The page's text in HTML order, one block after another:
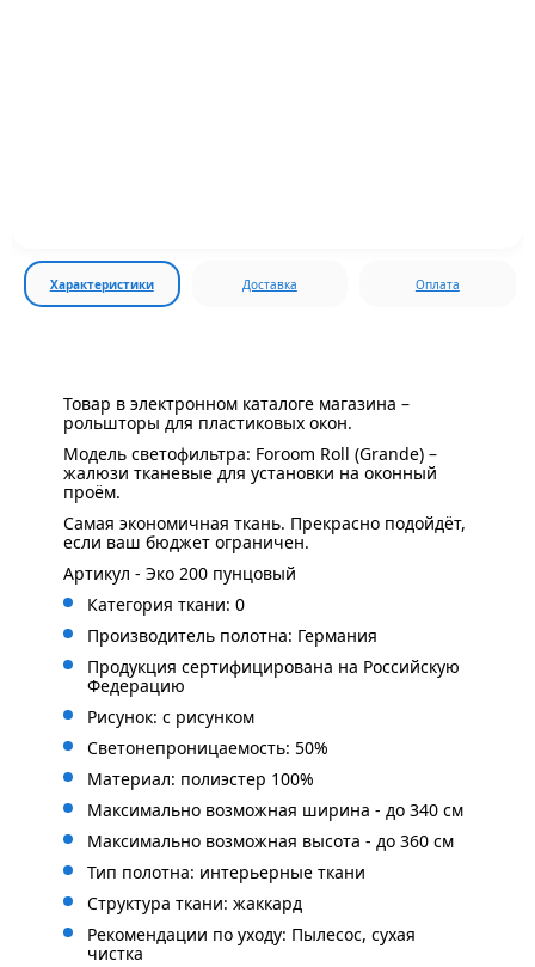
Характеристики Доставка Оплата
Товар в электронном каталоге магазина –
рольшторы для пластиковых окон.
Модель светофильтра: Foroom Roll (Grande) –
жалюзи тканевые для установки на оконный
проём.
Самая экономичная ткань. Прекрасно подойдёт,
если ваш бюджет ограничен.
Артикул - Эко 200 пунцовый
Категория ткани: 0
Производитель полотна: Германия
Продукция сертифицирована на Российскую
Федерацию
Рисунок: с рисунком
Светонепроницаемость: 50%
Материал: полиэстер 100%
Максимально возможная ширина - до 340 см
Максимально возможная высота - до 360 см
Тип полотна: интерьерные ткани
Структура ткани: жаккард
Рекомендации по уходу: Пылесос, сухая
чистка